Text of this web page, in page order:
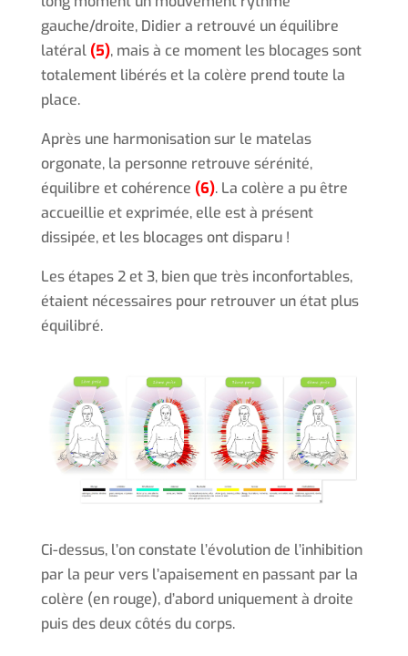
gauche/droite, Didier a retrouvé un équilibre
latéral (5), mais à ce moment les blocages sont
totalement libérés et la colère prend toute la
place.
Après une harmonisation sur le matelas
orgonate, la personne retrouve sérénité,
équilibre et cohérence (6). La colère a pu être
accueillie et exprimée, elle est à présent
dissipée, et les blocages ont disparu !
Les étapes 2 et 3, bien que très inconfortables,
étaient nécessaires pour retrouver un état plus
équilibré.
Ci-dessus, l’on constate l’évolution de l’inhibition
par la peur vers l’apaisement en passant par la
colère (en rouge), d’abord uniquement à droite
puis des deux côtés du corps.